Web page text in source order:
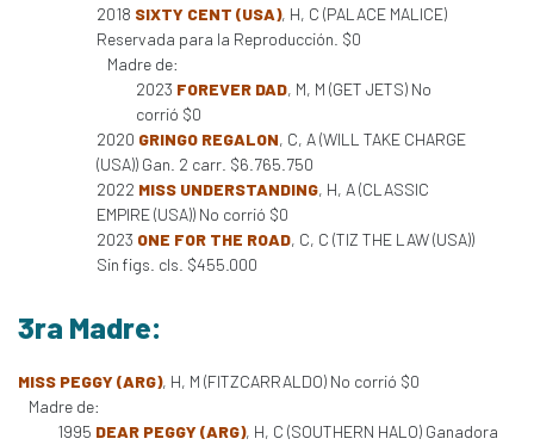
2018 SIXTY CENT (USA), H, C (PALACE MALICE)
Reservada para la Reproducción. $0
Madre de:
2023 FOREVER DAD, M, M (GET JETS) No
corrió $0
2020 GRINGO REGALON, C, A (WILL TAKE CHARGE
(USA)) Gan. 2 carr. $6.765.750
2022 MISS UNDERSTANDING, H, A (CLASSIC
EMPIRE (USA)) No corrió $0
2023 ONE FOR THE ROAD, C, C (TIZ THE LAW (USA))
Sin figs. cls. $455.000
3ra Madre:
MISS PEGGY (ARG), H, M (FITZCARRALDO) No corrió $0
Madre de:
1995 DEAR PEGGY (ARG), H, C (SOUTHERN HALO) Ganadora